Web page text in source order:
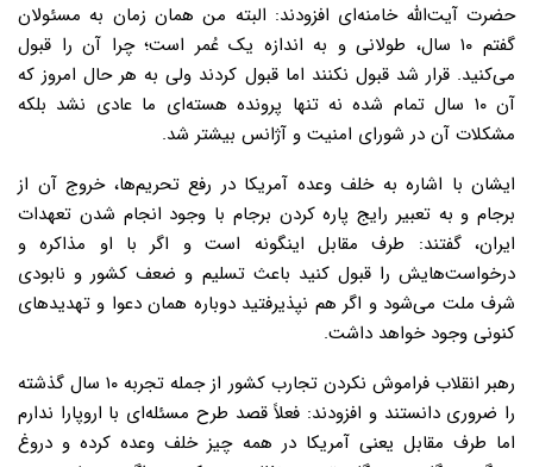
حضرت آیت‌الله خامنه‌ای افزودند: البته من همان زمان به مسئولان
گفتم ۱۰ سال، طولانی و به اندازه یک عُمر است؛ چرا آن را قبول
می‌کنید. قرار شد قبول نکنند اما قبول کردند ولی به هر حال امروز که
آن ۱۰ سال تمام شده نه تنها پرونده هسته‌ای ما عادی نشد بلکه
مشکلات آن در شورای امنیت و آژانس بیشتر شد.
ایشان با اشاره به خلف وعده آمریکا در رفع تحریم‌ها، خروج آن از
برجام و به تعبیر رایج پاره کردن برجام با وجود انجام شدن تعهدات
ایران، گفتند: طرف مقابل اینگونه است و اگر با او مذاکره و
درخواست‌هایش را قبول کنید باعث تسلیم و ضعف کشور و نابودی
شرف ملت می‌شود و اگر هم نپذیرفتید دوباره همان دعوا و تهدیدهای
کنونی وجود خواهد داشت.
رهبر انقلاب فراموش نکردن تجارب کشور از جمله تجربه ۱۰ سال گذشته
را ضروری دانستند و افزودند: فعلاً قصد طرح مسئله‌ای با اروپارا ندارم
اما طرف مقابل یعنی آمریکا در همه چیز خلف وعده کرده و دروغ